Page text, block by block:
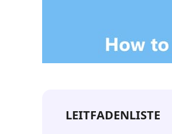
LEITFADENLISTE